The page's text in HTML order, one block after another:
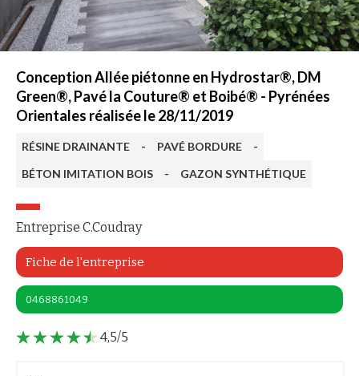
Conception Allée piétonne en Hydrostar®, DM
Green®, Pavé la Couture® et Boibé® - Pyrénées
Orientales réalisée le 28/11/2019
RÉSINE DRAINANTE - PAVÉ BORDURE
-
BÉTON IMITATION BOIS
- GAZON SYNTHÉTIQUE
Entreprise C.Coudray
Fiche de l'entreprise
0468861049
4,5/5